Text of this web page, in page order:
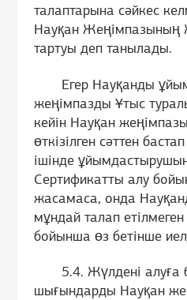
талаптарына сәйкес
Науқан Жеңімпазының
тартуы деп танылады.
Егер Науқанды
жеңімпазды Ұтыс
кейін Науқан
өткізілген сәттен
ішінде
Сертификатты алу
жасамаса, онда
мұндай талап
бойынша өз бетінше
5.4. Жүлдені алуға
шығындарды Науқан